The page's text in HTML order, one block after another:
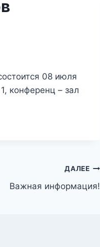
08 июля
конференц – зал
ДАЛЕЕ
Важная информация!